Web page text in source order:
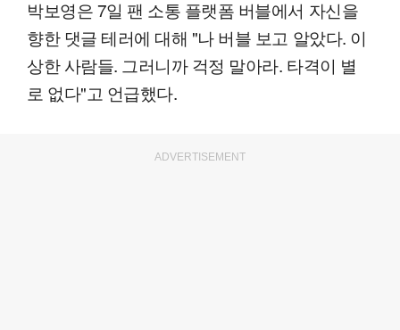
박보영은 7일 팬 소통 플랫폼 버블에서 자신을
향한 댓글 테러에 대해 "나 버블 보고 알았다. 이
상한 사람들. 그러니까 걱정 말아라. 타격이 별
로 없다"고 언급했다.
ADVERTISEMENT